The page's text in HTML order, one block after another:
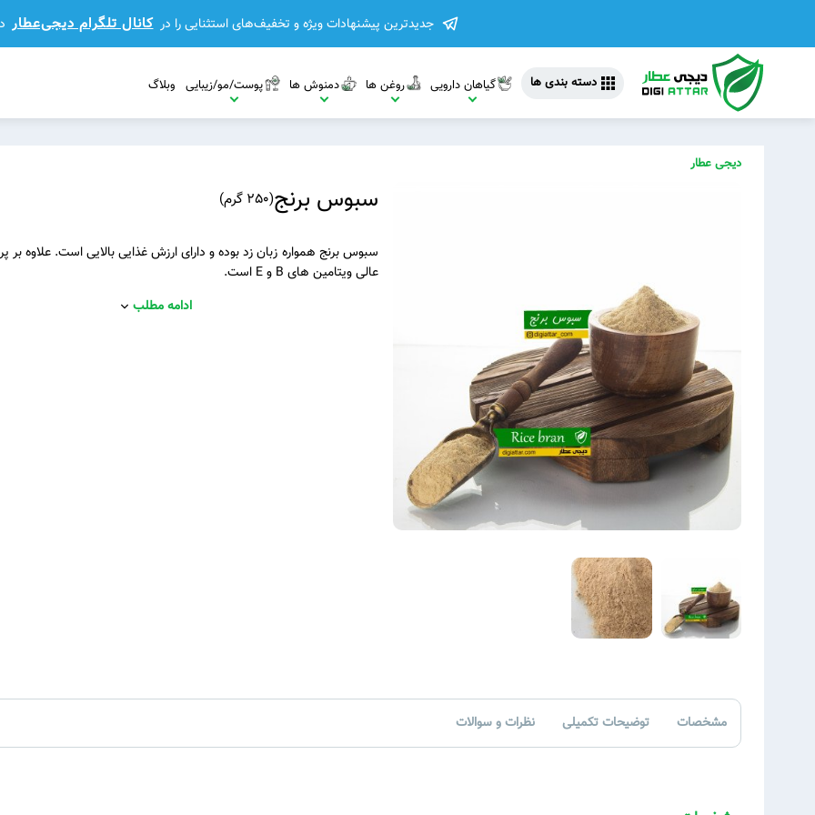
جدیدترین پیشنهادات ویژه و تخفیف‌های استثنایی را در کانال تلگرام دیجی‌عطار
دسته بندی ها گیاهان دارویی
مشاهده بیشتر
روغن ها دمنوش ها پوست/مو/زیبایی وبلاگ
دیجی عطار
سبوس برنج(250 گرم )
سبوس برنج همواره زبان زد بوده و دارای ارزش غذایی بالایی است. علاوه بر
عالی ویتامین های B و E است.
ادامه مطلب
مشخصات توضیحات تکمیلی نظرات و سوالات